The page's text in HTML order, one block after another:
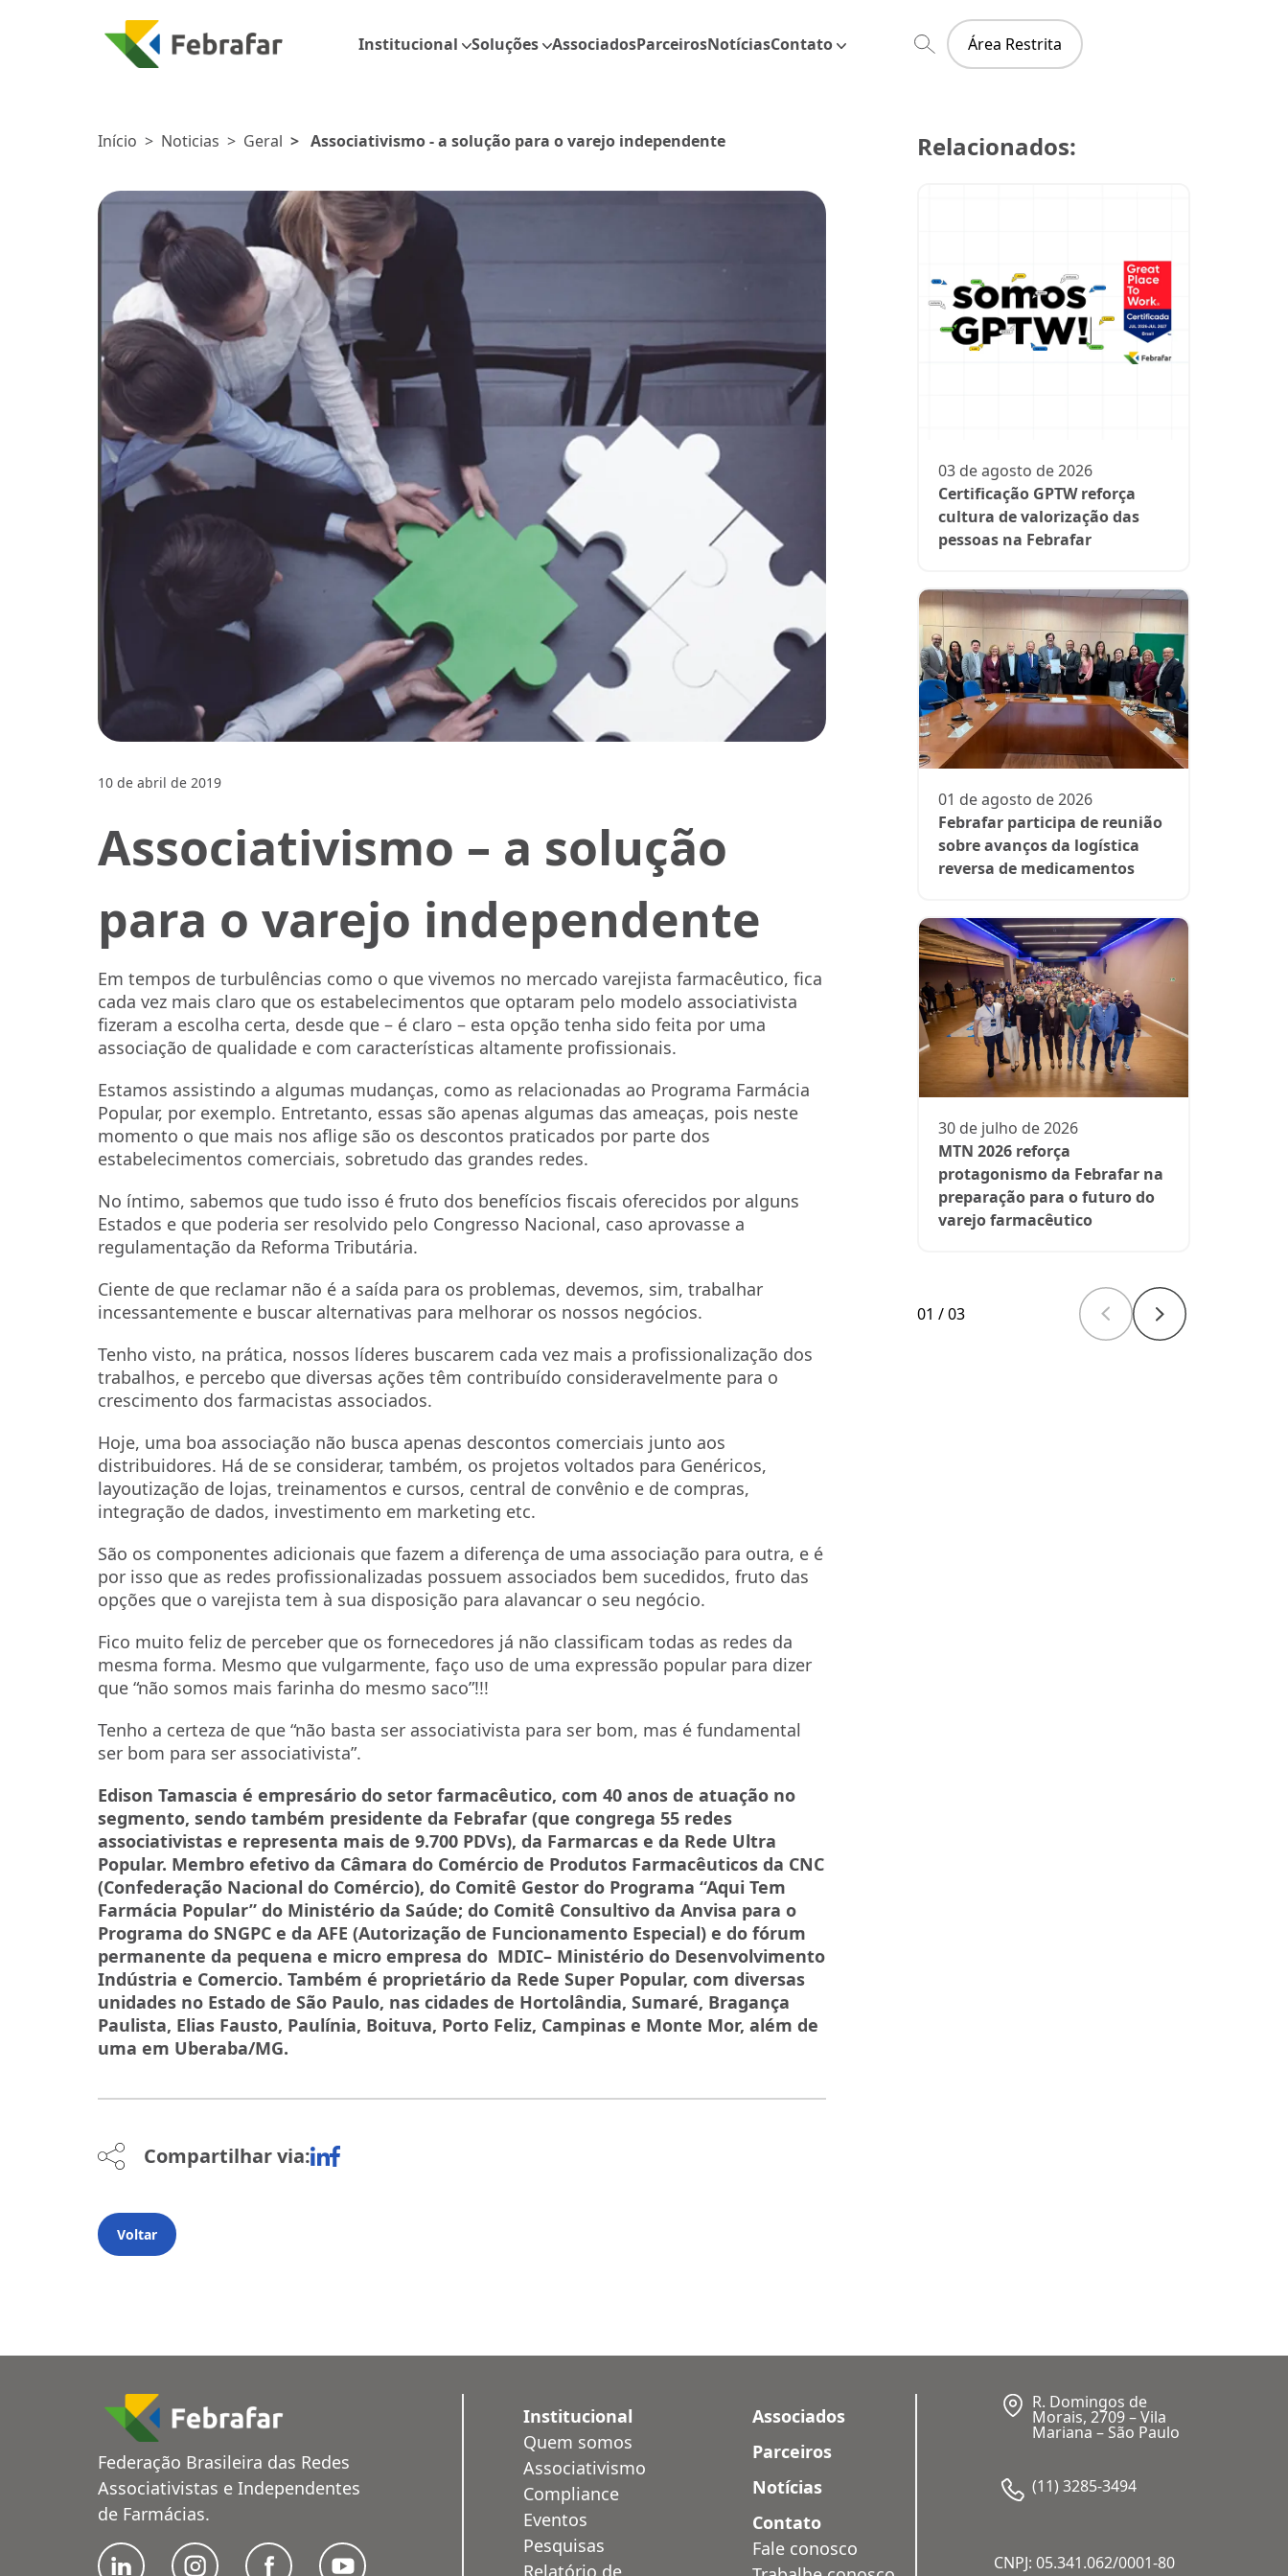
Institucional Soluções AssociadosParceirosNotíciasContato Área Restrita
Início > Noticias > Geral > Associativismo - a solução para o varejo independente
10 de abril de 2019
Associativismo – a solução
para o varejo independente
Em tempos de turbulências como o que vivemos no mercado varejista farmacêutico, fica
cada vez mais claro que os estabelecimentos que optaram pelo modelo associativista
fizeram a escolha certa, desde que – é claro – esta opção tenha sido feita por uma
associação de qualidade e com características altamente profissionais.
Estamos assistindo a algumas mudanças, como as relacionadas ao Programa Farmácia
Popular, por exemplo. Entretanto, essas são apenas algumas das ameaças, pois neste
momento o que mais nos aflige são os descontos praticados por parte dos
estabelecimentos comerciais, sobretudo das grandes redes.
No íntimo, sabemos que tudo isso é fruto dos benefícios fiscais oferecidos por alguns
Estados e que poderia ser resolvido pelo Congresso Nacional, caso aprovasse a
regulamentação da Reforma Tributária.
Ciente de que reclamar não é a saída para os problemas, devemos, sim, trabalhar
incessantemente e buscar alternativas para melhorar os nossos negócios.
Tenho visto, na prática, nossos líderes buscarem cada vez mais a profissionalização dos
trabalhos, e percebo que diversas ações têm contribuído consideravelmente para o
crescimento dos farmacistas associados.
Hoje, uma boa associação não busca apenas descontos comerciais junto aos
distribuidores. Há de se considerar, também, os projetos voltados para Genéricos,
layoutização de lojas, treinamentos e cursos, central de convênio e de compras,
integração de dados, investimento em marketing etc.
São os componentes adicionais que fazem a diferença de uma associação para outra, e é
por isso que as redes profissionalizadas possuem associados bem sucedidos, fruto das
opções que o varejista tem à sua disposição para alavancar o seu negócio.
Fico muito feliz de perceber que os fornecedores já não classificam todas as redes da
mesma forma. Mesmo que vulgarmente, faço uso de uma expressão popular para dizer
que “não somos mais farinha do mesmo saco”!!!
Tenho a certeza de que “não basta ser associativista para ser bom, mas é fundamental
ser bom para ser associativista”.
Edison Tamascia é empresário do setor farmacêutico, com 40 anos de atuação no
segmento, sendo também presidente da Febrafar (que congrega 55 redes
associativistas e representa mais de 9.700 PDVs), da Farmarcas e da Rede Ultra
Popular. Membro efetivo da Câmara do Comércio de Produtos Farmacêuticos da CNC
(Confederação Nacional do Comércio), do Comitê Gestor do Programa “Aqui Tem
Farmácia Popular” do Ministério da Saúde; do Comitê Consultivo da Anvisa para o
Programa do SNGPC e da AFE (Autorização de Funcionamento Especial) e do fórum
permanente da pequena e micro empresa do MDIC– Ministério do Desenvolvimento
Indústria e Comercio. Também é proprietário da Rede Super Popular, com diversas
unidades no Estado de São Paulo, nas cidades de Hortolândia, Sumaré, Bragança
Paulista, Elias Fausto, Paulínia, Boituva, Porto Feliz, Campinas e Monte Mor, além de
uma em Uberaba/MG.
Compartilhar via:
Voltar
Relacionados:
03 de agosto de 2026
Certificação GPTW reforça
cultura de valorização das
pessoas na Febrafar
01 de agosto de 2026
Febrafar participa de reunião
sobre avanços da logística
reversa de medicamentos
30 de julho de 2026
MTN 2026 reforça
protagonismo da Febrafar na
preparação para o futuro do
varejo farmacêutico
01 /03
Federação Brasileira das Redes
Associativistas e Independentes
de Farmácias.
Institucional
Quem somos
Associativismo
Compliance
Eventos
Pesquisas
Relatório de
Associados
Parceiros
Notícias
Contato
Fale conosco
R. Domingos de
Morais, 2709 – Vila
Mariana – São Paulo
(11) 3285-3494
CNPJ: 05.341.062/0001-80